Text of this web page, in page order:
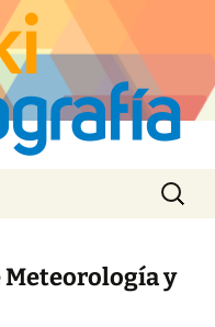
Buscar:
Meteorología y